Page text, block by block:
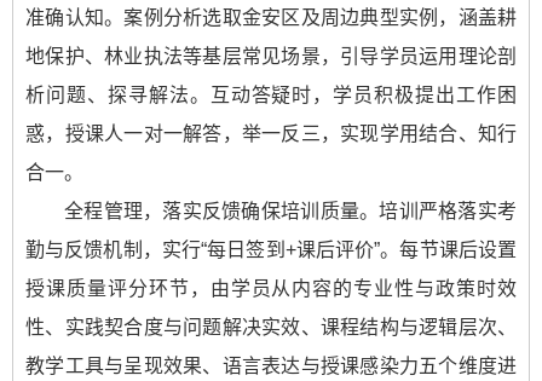
准确认知。案例分析选取金安区及周边典型实例，涵盖耕
地保护、林业执法等基层常见场景，引导学员运用理论剖
析问题、探寻解法。互动答疑时，学员积极提出工作困
惑，授课人一对一解答，举一反三，实现学用结合、知行
合一。
全程管理，落实反馈确保培训质量。培训严格落实考
勤与反馈机制，实行“每日签到+课后评价”。每节课后设置
授课质量评分环节，由学员从内容的专业性与政策时效
性、实践契合度与问题解决实效、课程结构与逻辑层次、
教学工具与呈现效果、语言表达与授课感染力五个维度进